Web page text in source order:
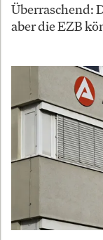
Überraschend:
aber die EZB